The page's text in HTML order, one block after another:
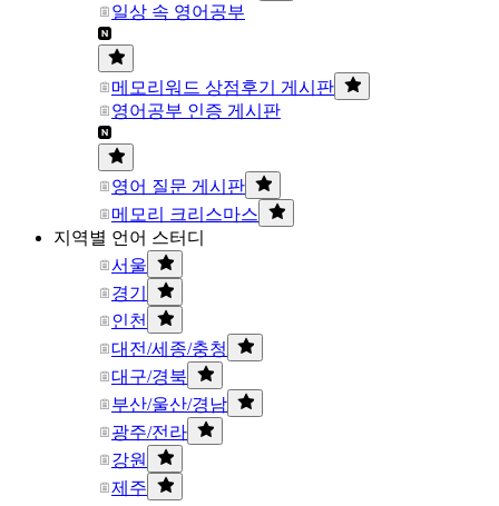
일상 속 영어공부
메모리워드 상점후기 게시판
영어공부 인증 게시판
영어 질문 게시판
메모리 크리스마스
지역별 언어 스터디
서울
경기
인천
대전/세종/충청
대구/경북
부산/울산/경남
광주/전라
강원
제주